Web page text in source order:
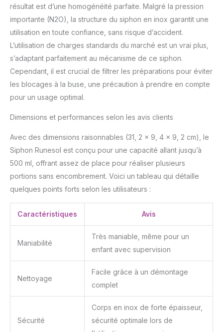
pour cuisine sans
gaspillage ★
UTILISATION FACILE -
Instructions claires
fournies. Siphon chantilly
professionnel utilisant
des cartouches (non
l'été, les restaurateurs et
500ml pour toutes vos
INDISPENSABLE POUR
VOS FÊTES DE NOËL :
impressionnez tous vos
invités avec ce syphon
professionnel pour vos
desserts, vos cafés
festifs ou même vos
cocktails. Simple,
efficace et surtout,
toujours au rendez-vous
un motif parfait en forme
de croix, de lotus ou de
fleur de prunier. Idéal
pour un usage
commercial ou personnel
: de la vente de
résultat est d’une homogénéité parfaite. Malgré la pression
importante (N2O), la structure du siphon en inox garantit une
utilisation en toute confiance, sans risque d’accident.
L’utilisation de charges standards du marché est un vrai plus,
s’adaptant parfaitement au mécanisme de ce siphon.
Cependant, il est crucial de filtrer les préparations pour éviter
les blocages à la buse, une précaution à prendre en compte
pour un usage optimal.
Dimensions et performances selon les avis clients
Avec des dimensions raisonnables (31, 2 x 9, 4 x 9, 2 cm), le
Siphon Runesol est conçu pour une capacité allant jusqu’à
500 ml, offrant assez de place pour réaliser plusieurs
portions sans encombrement. Voici un tableau qui détaille
quelques points forts selon les utilisateurs :
Caractéristiques Avis
Maniabilité
Très maniable, même pour un
enfant avec supervision
Nettoyage
Facile grâce à un démontage
complet
Sécurité
Corps en inox de forte épaisseur,
sécurité optimale lors de